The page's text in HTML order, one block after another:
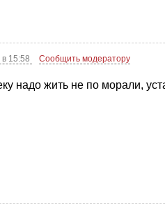
15:58 Сообщить модератору
надо жить не по морали,